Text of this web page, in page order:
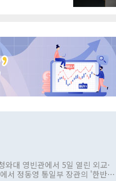
대 영빈관에서 5일 열린 외교·
서 정동영 통일부 장관의 '한반도